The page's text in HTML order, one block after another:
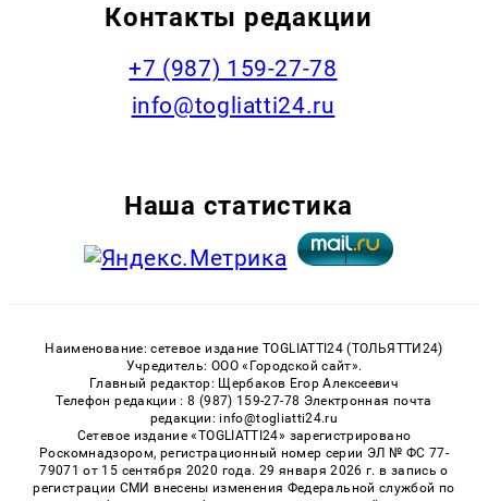
Контакты редакции
+7 (987) 159-27-78
info@togliatti24.ru
Наша статистика
Наименование: сетевое издание TOGLIATTI24 (ТОЛЬЯТТИ24)
Учредитель: ООО «Городской сайт».
Главный редактор: Щербаков Егор Алексеевич
Телефон редакции : 8 (987) 159-27-78 Электронная почта
редакции: info@togliatti24.ru
Сетевое издание «TOGLIATTI24» зарегистрировано
Роскомнадзором, регистрационный номер серии ЭЛ № ФС 77-
79071 от 15 сентября 2020 года. 29 января 2026 г. в запись о
регистрации СМИ внесены изменения Федеральной службой по